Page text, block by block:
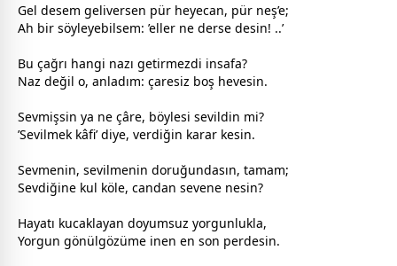
Gel desem geliversen pür heyecan, pür neş’e;
Ah bir söyleyebilsem: ’eller ne derse desin! ..’
Bu çağrı hangi nazı getirmezdi insafa?
Naz değil o, anladım: çaresiz boş hevesin.
Sevmişsin ya ne çâre, böylesi sevildin mi?
’Sevilmek kâfi’ diye, verdiğin karar kesin.
Sevmenin, sevilmenin doruğundasın, tamam;
Sevdiğine kul köle, candan sevene nesin?
Hayatı kucaklayan doyumsuz yorgunlukla,
Yorgun gönülgözüme inen en son perdesin.